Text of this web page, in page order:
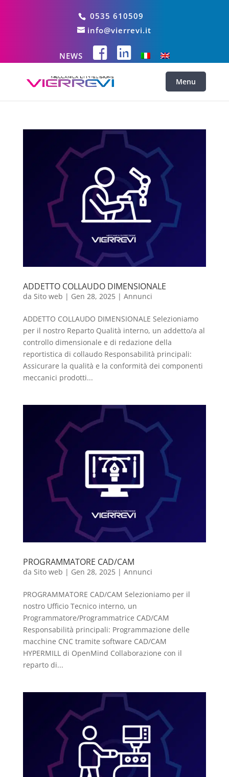
0535 610509
info@vierrevi.it
NEWS
ADDETTO COLLAUDO DIMENSIONALE
da Sito web | Gen 28, 2025| Annunci
ADDETTO COLLAUDO DIMENSIONALE Selezioniamo
per il nostro Reparto Qualità interno, un addetto/a al
controllo dimensionale e di redazione della
reportistica di collaudo Responsabilità principali:
Assicurare la qualità e la conformità dei componenti
meccanici prodotti...
PROGRAMMATORE CAD/CAM
da Sito web | Gen 28, 2025| Annunci
PROGRAMMATORE CAD/CAM Selezioniamo per il
nostro Ufficio Tecnico interno, un
Programmatore/Programmatrice CAD/CAM
Responsabilità principali: Programmazione delle
macchine CNC tramite software CAD/CAM
HYPERMILL di OpenMind Collaborazione con il
reparto di...